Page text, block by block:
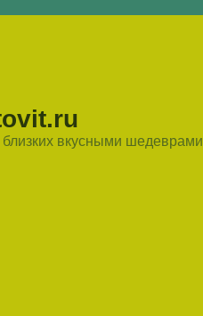
близких вкусными шедеврами